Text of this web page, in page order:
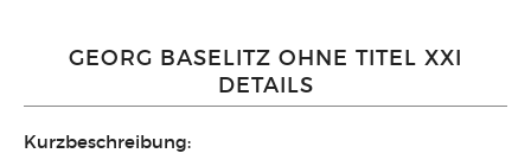
GEORG BASELITZ OHNE TITEL XXI
DETAILS
Kurzbeschreibung: